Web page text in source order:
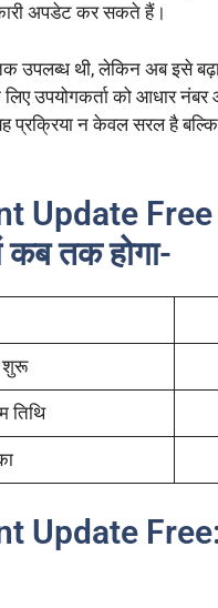
अपडेट कर सकते हैं।
उपलब्ध थी, लेकिन अब इसे
उपयोगकर्ता को आधार नंबर
न केवल सरल है बल्कि
Update Free
तक होगा-
शुरू
तिथि
Update Free: